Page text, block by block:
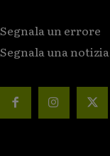
Segnala un errore
Segnala una notizia